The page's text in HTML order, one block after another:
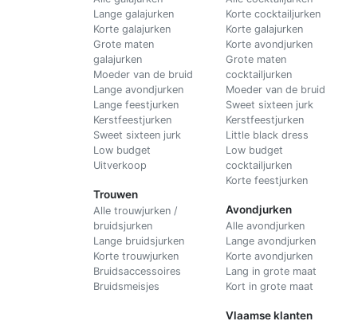
Lange galajurken
Korte galajurken
Grote maten
galajurken
Moeder van de bruid
Lange avondjurken
Lange feestjurken
Kerstfeestjurken
Sweet sixteen jurk
Low budget
Uitverkoop
Trouwen
Alle trouwjurken /
bruidsjurken
Lange bruidsjurken
Korte trouwjurken
Bruidsaccessoires
Bruidsmeisjes
Korte cocktailjurken
Korte galajurken
Korte avondjurken
Grote maten
cocktailjurken
Moeder van de bruid
Sweet sixteen jurk
Kerstfeestjurken
Little black dress
Low budget
cocktailjurken
Korte feestjurken
Avondjurken
Alle avondjurken
Lange avondjurken
Korte avondjurken
Lang in grote maat
Kort in grote maat
Vlaamse klanten